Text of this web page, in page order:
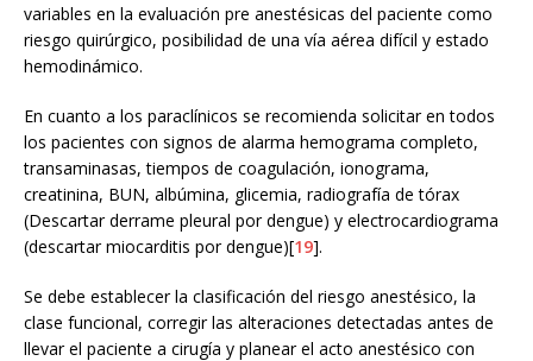
variables en la evaluación pre anestésicas del paciente como
riesgo quirúrgico, posibilidad de una vía aérea difícil y estado
hemodinámico.
En cuanto a los paraclínicos se recomienda solicitar en todos
los pacientes con signos de alarma hemograma completo,
transaminasas, tiempos de coagulación, ionograma,
creatinina, BUN, albúmina, glicemia, radiografía de tórax
(Descartar derrame pleural por dengue) y electrocardiograma
(descartar miocarditis por dengue)[19].
Se debe establecer la clasificación del riesgo anestésico, la
clase funcional, corregir las alteraciones detectadas antes de
llevar el paciente a cirugía y planear el acto anestésico con